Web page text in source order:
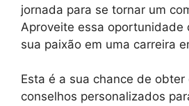
jornada para se tornar um
Aproveite essa oportunidade
sua paixão em uma carreira
Esta é a sua chance de obter
conselhos personalizados